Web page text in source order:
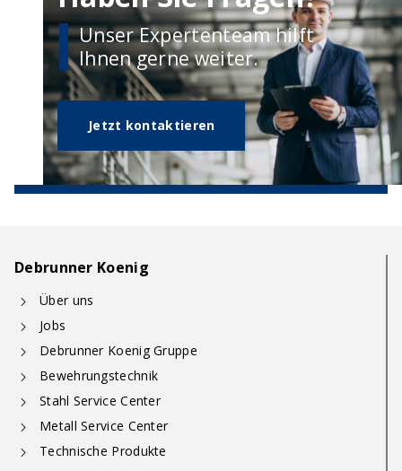
Unser Expertenteam hilft
Ihnen gerne weiter.
Jetzt kontaktieren
Debrunner Koenig
Über uns
Jobs
Debrunner Koenig Gruppe
Bewehrungstechnik
Stahl Service Center
Metall Service Center
Technische Produkte